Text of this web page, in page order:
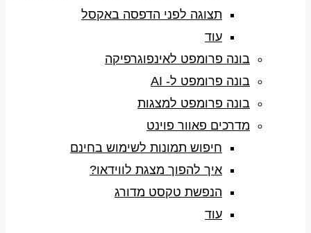
תצוגה לפני הדפסה באקסל
עוד
בונה פרומפט לאינפוגרפיקה
בונה פרומפט ל- AI
בונה פרומפט למצגות
מדרכים פאוור פוינט
חיפוש תמונות לשימוש בחינם
איך להפוך מצגת לווידאו?
הנפשת טקסט מדורג
עוד